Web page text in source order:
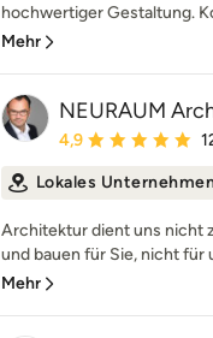
hochwertiger Gestaltung.
Mehr
NEURAUM
Durchschnittliche
4,9
Lokales
Architektur dient uns nicht
und bauen für Sie, nicht für
Mehr